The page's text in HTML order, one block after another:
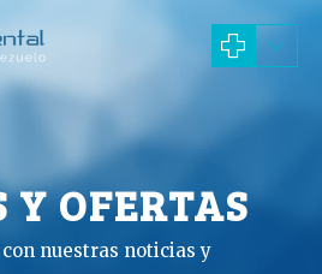
OFERTAS
nuestras noticias y